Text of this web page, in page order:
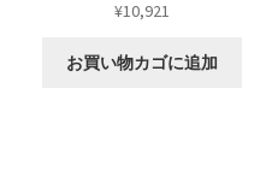
¥10,921
お買い物カゴに追加